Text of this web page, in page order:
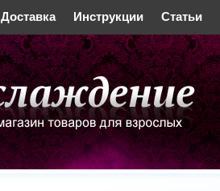
Доставка Инструкции Статьи